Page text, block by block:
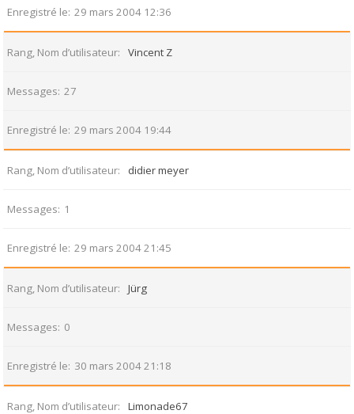
Enregistré le 29 mars 2004 12:36
Rang, Nom d’utilisateur Vincent Z
Messages 27
Enregistré le 29 mars 2004 19:44
Rang, Nom d’utilisateur didier meyer
Messages 1
Enregistré le 29 mars 2004 21:45
Rang, Nom d’utilisateur Jürg
Messages 0
Enregistré le 30 mars 2004 21:18
Rang, Nom d’utilisateur Limonade67